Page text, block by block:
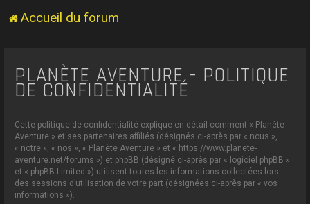
Accueil du forum
PLANÈTE AVENTURE - POLITIQUE
DE CONFIDENTIALITÉ
Cette politique de confidentialité explique en détail comment « Planète
Aventure » et ses partenaires affiliés (désignés ci-après par « nous »,
« notre », « nos », « Planète Aventure » et « https://www.planete-
aventure.net/forums ») et phpBB (désigné ci-après par « logiciel phpBB »
et « phpBB Limited ») utilisent toutes les informations collectées lors
des sessions d’utilisation de votre part (désignées ci-après par « vos
informations »).